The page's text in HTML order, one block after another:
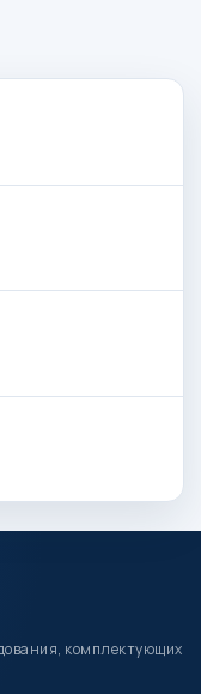
комплектующих